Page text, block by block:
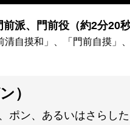
派、門前役（約2分20秒
自摸和」、「門前自摸」
）
ポン、あるいはさらし